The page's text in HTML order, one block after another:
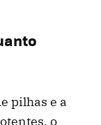
pilhas e a
o